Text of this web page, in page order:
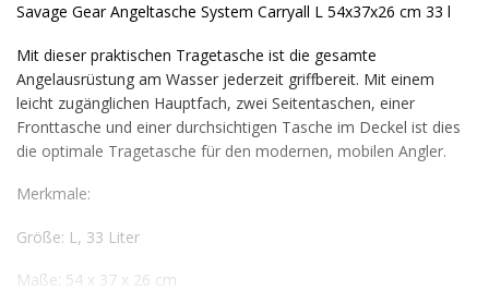
Savage Gear Angeltasche System Carryall L 54x37x26 cm 33 l
Mit dieser praktischen Tragetasche ist die gesamte
Angelausrüstung am Wasser jederzeit griffbereit. Mit einem
leicht zugänglichen Hauptfach, zwei Seitentaschen, einer
Fronttasche und einer durchsichtigen Tasche im Deckel ist dies
die optimale Tragetasche für den modernen, mobilen Angler.
Merkmale:
Größe: L, 33 Liter
Maße: 54 x 37 x 26 cm